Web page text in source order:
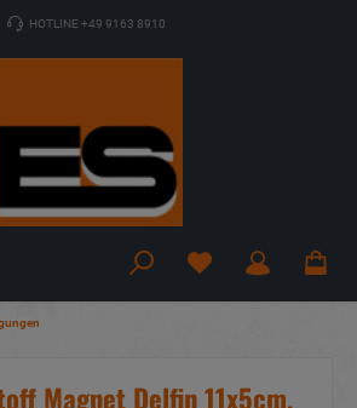
HOTLINE +49 9163 8910
Magnet Delfin 11x5cm,